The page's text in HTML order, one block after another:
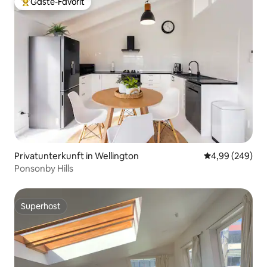
Beliebter Gäste-Favorit.
Privatunterkunft in Wellington
4,99 (249)
Ponsonby Hills
Superhost
Superhost